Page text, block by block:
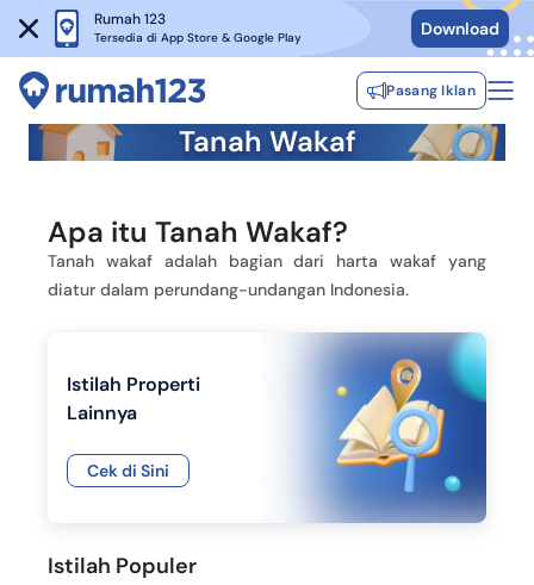
Rumah 123
Tersedia di App Store & Google Play Download
Pasang Iklan
Tanah Wakaf
Apa itu Tanah Wakaf?
Tanah wakaf adalah bagian dari harta wakaf yang
diatur dalam perundang-undangan Indonesia.
Istilah Properti
Lainnya
Cek di Sini
Istilah Populer